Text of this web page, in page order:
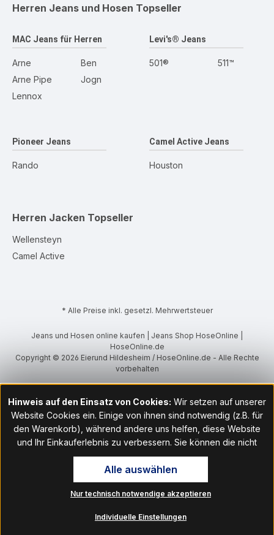
Herren Jeans und Hosen Topseller
MAC Jeans für Herren
Arne
Arne Pipe
Lennox
Ben
Jogn
Levi's® Jeans
501® 511™
Pioneer Jeans
Rando
Camel Active Jeans
Houston
Herren Jacken Topseller
Wellensteyn
Camel Active
* Alle Preise inkl. gesetzl. Mehrwertsteuer
Jeans und Hosen online kaufen | Jeans Shop HoseOnline |
HoseOnline.de
Copyright © 2026 Eierund Hildesheim / HoseOnline.de - Alle Rechte
vorbehalten
Hinweis auf den Einsatz von Cookies: Wir setzen auf unserer
Website Cookies ein. Einige von ihnen sind notwendig (z.B. für
den Warenkorb), während andere uns helfen, diese Website
und Ihr Einkauferlebnis zu verbessern. Sie können die nicht
notwendigen Cookies mit Klick auf „OK“ akzeptieren oder per
Klick auf "Nur technisch notwendige akzeptieren" ablehnen. Den
Zugang zu den Cookie-Einstellungen finden Sie im Fußbereich
unserer Website im Menüpunkt „Informationen“. Dort können Sie
Nur technisch notwendige akzeptieren
Individuelle Einstellungen
Alle auswählen